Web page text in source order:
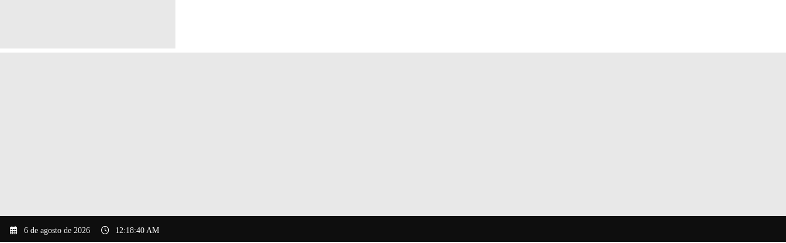
para
6 de agosto de 2026 12:18:41 AM